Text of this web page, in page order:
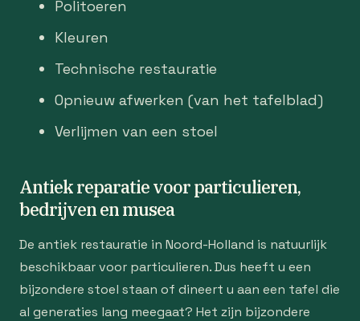
Politoeren
Kleuren
Technische restauratie
Opnieuw afwerken (van het tafelblad)
Verlijmen van een stoel
Antiek reparatie voor particulieren,
bedrijven en musea
De antiek restauratie in Noord-Holland is natuurlijk
beschikbaar voor particulieren. Dus heeft u een
bijzondere stoel staan of dineert u aan een tafel die
al generaties lang meegaat? Het zijn bijzondere